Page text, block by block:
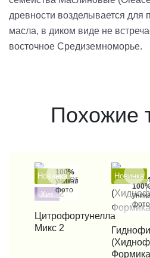
древности возделывается для
масла, в диком виде не
восточное Средиземноморье.
Похожие
Новинка
Хит
100%
уникальные
фото
КУПИТЬ В 1 КЛИК
Цитрофортунелла
Микс 2
Новинка
фото
КУПИТЬ В 1